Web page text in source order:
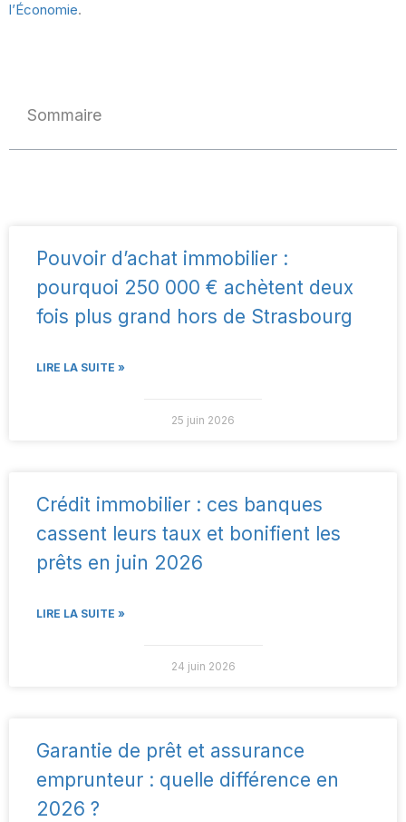
l’Économie.
Sommaire
Pouvoir d’achat immobilier :
pourquoi 250 000 € achètent deux
fois plus grand hors de Strasbourg
LIRE LA SUITE »
25 juin 2026
Crédit immobilier : ces banques
cassent leurs taux et bonifient les
prêts en juin 2026
LIRE LA SUITE »
24 juin 2026
Garantie de prêt et assurance
emprunteur : quelle différence en
2026 ?